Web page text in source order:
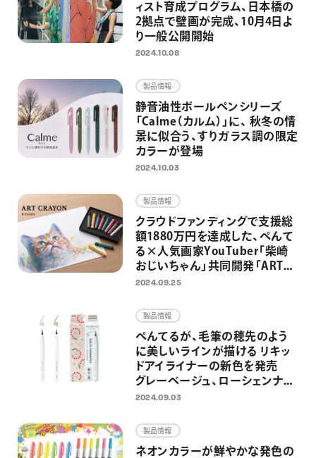
ィスト育成プログラム、日本橋の
2拠点で壁画が完成、10月4日よ
り一般公開開始
2024.10.08
製品情報
静音油性ボールペンシリーズ
「Calme（カルム）」に、 秋冬の情
景に似合う、すりガラス調の限定
カラーが登場
2024.10.03
製品情報
クラウドファンディングで支援総
額1880万円を達成した、ぺんて
る×人気画家YouTuber「柴崎
おじいちゃん」共同開発「ART
CRAYON（アートクレヨン）」を一
く大人のためのアートワークショ
ップも開催
2024.09.25
製品情報
ぺんてるが、毛筆の穂先のよう
に美しいラインが描ける リキッ
ドアイライナーの新色を発売
グレーベージュ、ローシェンナの
2色を追加し全5色展開に
2024.09.03
製品情報
ネオンカラーが鮮やかな発色の